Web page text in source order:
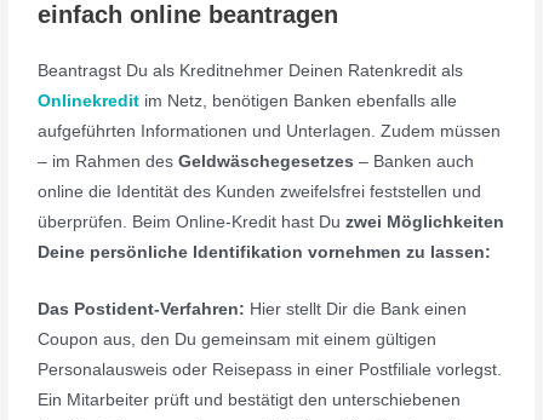
einfach online beantragen
Beantragst Du als Kreditnehmer Deinen Ratenkredit als
Onlinekredit im Netz, benötigen Banken ebenfalls alle
aufgeführten Informationen und Unterlagen. Zudem müssen
– im Rahmen desGeldwäschegesetzes – Banken auch
online die Identität des Kunden zweifelsfrei feststellen und
überprüfen. Beim Online-Kredit hast Duzwei Möglichkeiten
Deine persönliche Identifikation vornehmen zu lassen:
Das Postident-Verfahren: Hier stellt Dir die Bank einen
Coupon aus, den Du gemeinsam mit einem gültigen
Personalausweis oder Reisepass in einer Postfiliale vorlegst.
Ein Mitarbeiter prüft und bestätigt den unterschiebenen